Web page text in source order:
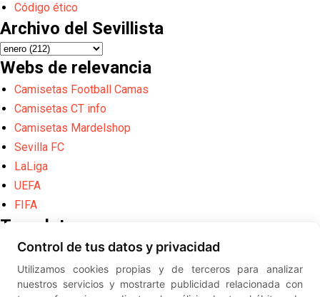
Código ético
Archivo del Sevillista
Webs de relevancia
Camisetas Football Camas
Camisetas CT info
Camisetas Mardelshop
Sevilla FC
LaLiga
UEFA
FIFA
Translate
Powered by
Translate
Diseño web creado por Erick
Control de tus datos y privacidad
Utilizamos cookies propias y de terceros para analizar
nuestros servicios y mostrarte publicidad relacionada con